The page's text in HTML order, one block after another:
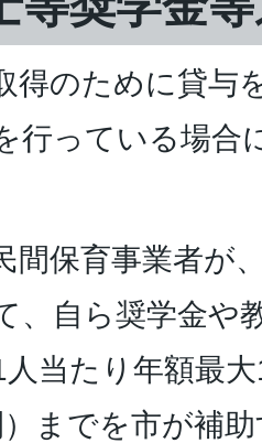
得のために貸与
行っている場合
間保育事業者が
、自ら奨学金や
当たり年額最
までを市が補